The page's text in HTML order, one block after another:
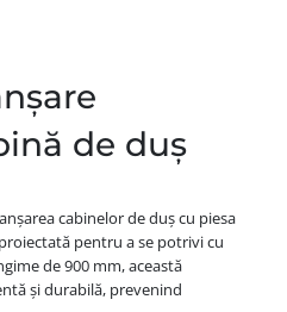
de duș
cabinelor de duș cu piesa
pentru a se potrivi cu
de 900 mm, această
și durabilă, prevenind